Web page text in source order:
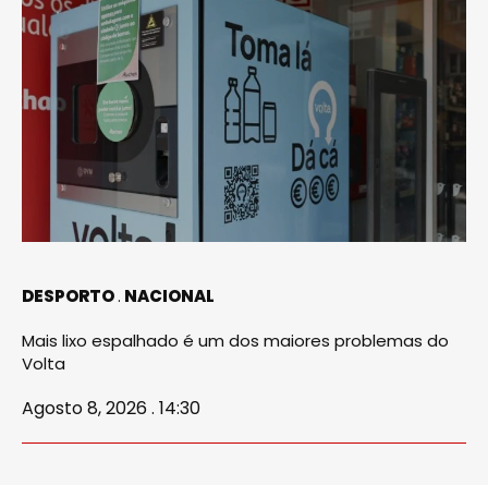
DESPORTO NACIONAL
Mais lixo espalhado é um dos maiores problemas do
Volta
Agosto 8, 2026 . 14:30